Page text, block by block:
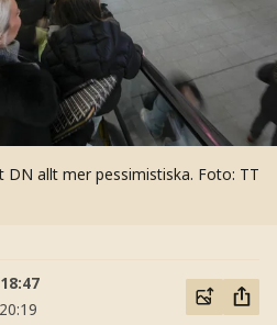
DN allt mer pessimistiska. Foto: TT